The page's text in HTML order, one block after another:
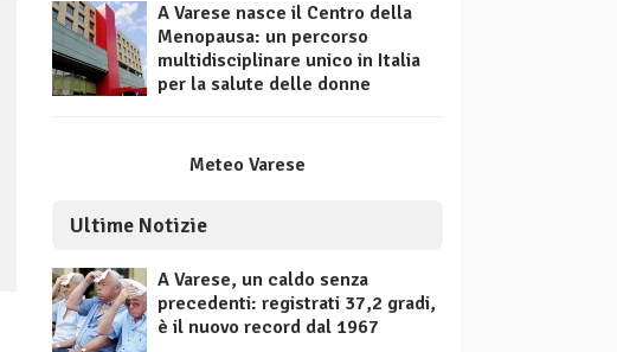
A Varese nasce il Centro della
Menopausa: un percorso
multidisciplinare unico in Italia
per la salute delle donne
Meteo Varese
Ultime Notizie
A Varese, un caldo senza
precedenti: registrati 37,2 gradi,
è il nuovo record dal 1967